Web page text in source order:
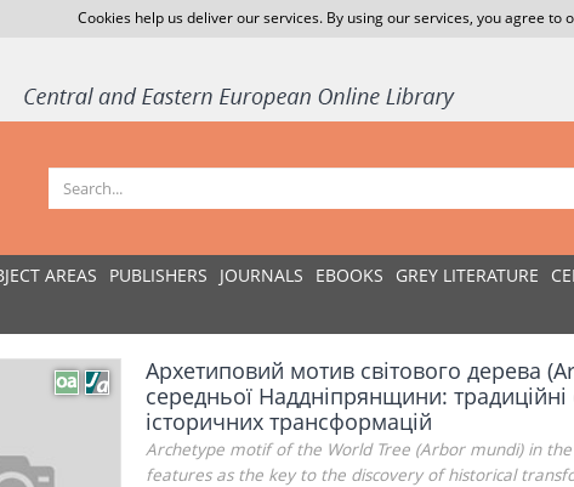
Cookies help us deliver our services. By using our services, you agree to
AREAS PUBLISHERS JOURNALS EBOOKS GREY LITERATURE
Архетиповий мотив світового дерева
середньої Наддніпрянщини:
історичних трансформацій
Archetype motif of the World Tree (Arbor mundi) in
features as the key to the discovery of historical